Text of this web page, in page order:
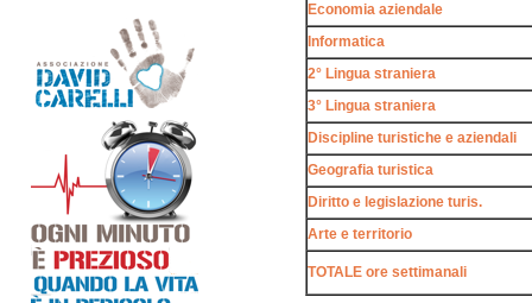
Economia aziendale
Informatica
2° Lingua straniera
3° Lingua straniera
Discipline turistiche e aziendali
Geografia turistica
Diritto e legislazione turis.
Arte e territorio
TOTALE ore settimanali